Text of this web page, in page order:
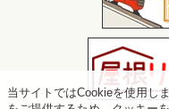
当サイトではCookieを使用し